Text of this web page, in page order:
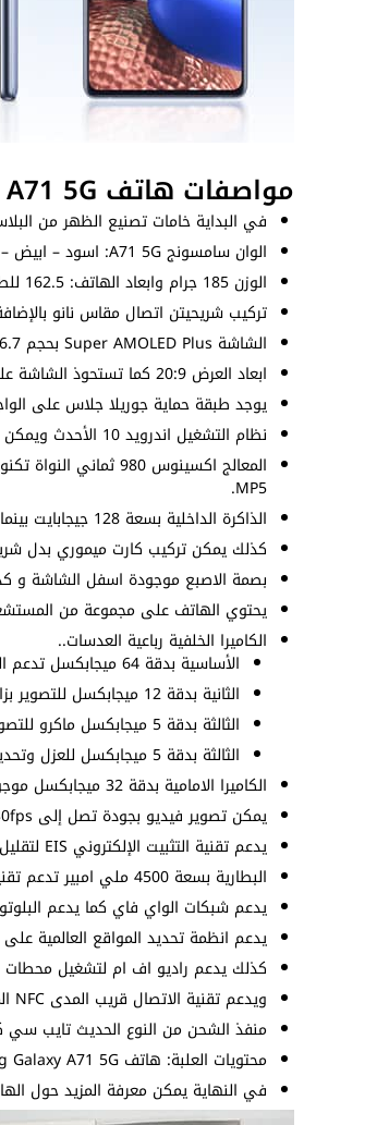
مواصفات هاتف Samsung Galaxy A71 5G
في البداية خامات تصنيع الظهر من
الوان سامسونج A71 5G: اسود – ابيض – ازرق. هذا الهاتف هو خليفة
الوزن 185 جرام وابعاد الهاتف: 162.5 للطول – 75.5 للعرض – 8.1 للسُمك (ملم).
تركيب شريحيتن اتصال مقاس نانو
الشاشة Super AMOLED Plus بحجم 6.7 بوصة والدقة 1080X2400 بيكسل بكثافة بيكسلات 393 بيكسل لكل بوصة.
ابعاد العرض 20:9 كما تستحوذ الشاشة على 87.2% من الواجهة الامامية.
يوجد طبقة حماية جوريلا جلاس على
نظام التشغيل اندرويد 10 الأحدث ويمكن ترقية النظام إلى اندرويد 13 بينما واجهة المستخدم One UI 5.
MP5.
الذاكرة الداخلية بسعة 128 جيجابايت بينما الذاكرة العشوائية بسعة 6 جيجابايت أو 8 جيجابايت.
كذلك يمكن تركيب كارت ميموري بدل
بصمة الاصبع موجودة اسفل الشاشة و
يحتوي الهاتف على مجموعة من
الكاميرا الخلفية رباعية العدسات..
الأساسية بدقة 64 ميجابكسل تدعم التركيز التلقائي.
الثانية بدقة 12 ميجابكسل للتصوير بزاوية واسعة.
الثالثة بدقة 5 ميجابكسل ماكرو للتصوير القريب.
الثالثة بدقة 5 ميجابكسل للعزل وتحديد العمق.
الكاميرا الامامية بدقة 32 ميجابكسل موجودة في ثقب.
يمكن تصوير فيديو بجودة تصل إلى 4K@30fps من الكاميرا الخلفية او الكاميرا الامامية.
يدعم تقنية التثبيت الإلكتروني EIS لتقليل الاهتزاز الناتج من الحركة اثناء التصوير.
البطارية بسعة 4500 ملي امبير تدعم تقنية الشحن السريع بقدرة 25 واط.
يدعم شبكات الواي فاي كما يدعم
يدعم انظمة تحديد المواقع العالمية
كذلك يدعم راديو اف ام لتشغيل محطات
ويدعم تقنية الاتصال قريب المدى NFC المستخدمة مع خدمات الدفع الإلكترونية.
منفذ الشحن من النوع الحديث تايب سي كما
محتويات العلبة: هاتف Samsung Galaxy A71 5G – الشاحن – الضمان – السماعات – التعليمات – دبوس الشريحة – غطاء الحماية.
في النهاية يمكن معرفة المزيد حول